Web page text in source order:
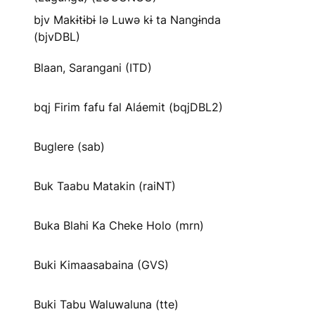
bjv Makɨtɨbɨ lə Luwə kɨ ta Nangɨnda
(bjvDBL)
Blaan, Sarangani (ITD)
bqj Firim fafu fal Aláemit (bqjDBL2)
Buglere (sab)
Buk Taabu Matakin (raiNT)
Buka Blahi Ka Cheke Holo (mrn)
Buki Kimaasabaina (GVS)
Buki Tabu Waluwaluna (tte)